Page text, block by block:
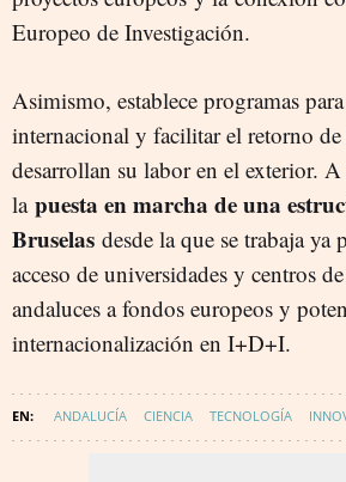
Europeo de Investigación.
Asimismo, establece programas
internacional y facilitar el retorno de
desarrollan su labor en el exterior.
la puesta en marcha de una
Bruselas desde la que se trabaja ya
acceso de universidades y centros
andaluces a fondos europeos y
internacionalización en I+D+I.
ANDALUCÍA CIENCIA TECNOLOGÍA